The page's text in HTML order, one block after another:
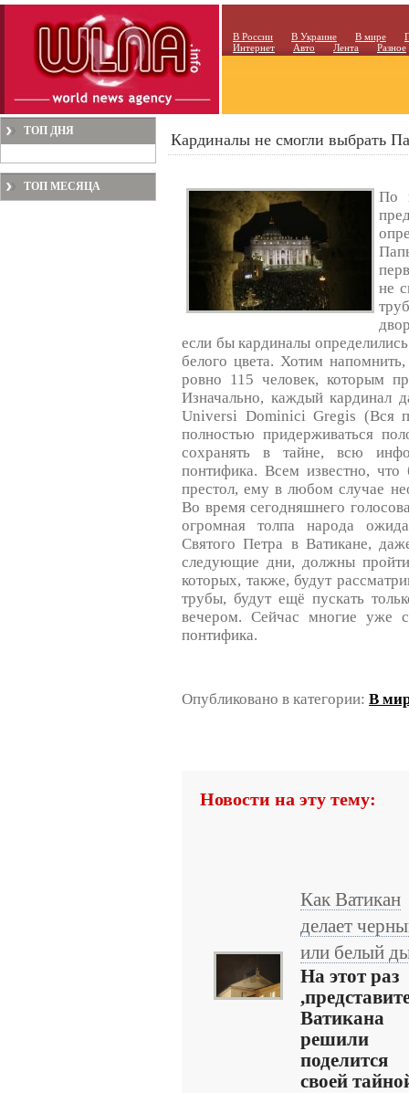
В России В Украине В мире
Интернет
Авто Лента Разное
ТОП ДНЯ
ТОП МЕСЯЦА
Кардиналы не смогли выбрать
По
не
если бы кардиналы
белого цвета. Хотим
ровно 115 человек, которым
Изначально, каждый кардинал
Universi Dominici Gregis (Вся
полностью придерживаться
сохранять в тайне, всю
понтифика. Всем известно,
престол, ему в любом случае
Во время сегодняшнего
огромная толпа народа
Святого Петра в Ватикане,
следующие дни, должны
которых, также, будут
трубы, будут ещё пускать
вечером. Сейчас многие уже
понтифика.
Опубликовано в категории: В
Новости на эту тему:
Как Ватикан
делает
или белый
На этот раз
Ватикана
решили
поделится
своей